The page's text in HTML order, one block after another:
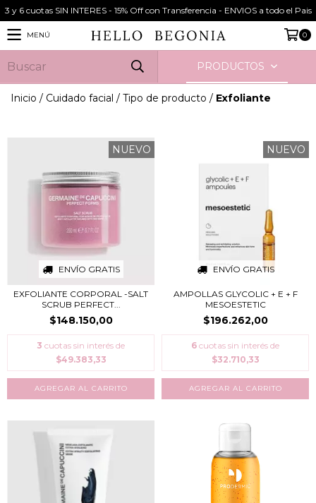
3 y 6 cuotas SIN INTERES - 15% Off con Transferencia - ENVIOS a todo el Pais
MENÚ 0
PRODUCTOS
Inicio / Cuidado facial / Tipo de producto / Exfoliante
ENVÍO GRATIS
NUEVO
EXFOLIANTE CORPORAL -SALT
SCRUB PERFECT...
$148.150,00
3 cuotas sin interés de
$49.383,33
ENVÍO GRATIS
NUEVO
AMPOLLAS GLYCOLIC + E + F
MESOESTETIC
$196.262,00
6 cuotas sin interés de
$32.710,33